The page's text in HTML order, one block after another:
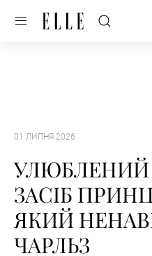
01 ЛИПНЯ 2026
УЛЮБЛЕНИЙ
ЗАСІБ
ЯКИЙ
ЧАРЛЬЗ